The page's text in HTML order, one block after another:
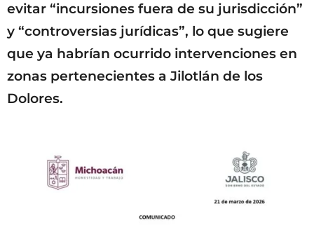
evitar “incursiones fuera de su jurisdicción”
y “controversias jurídicas”, lo que sugiere
que ya habrían ocurrido intervenciones en
zonas pertenecientes a Jilotlán de los
Dolores.